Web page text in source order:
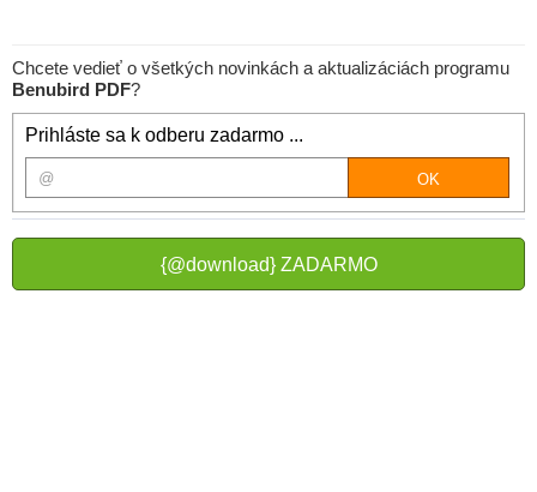
Chcete vedieť o všetkých novinkách a aktualizáciách programu
Benubird PDF?
Prihláste sa k odberu zadarmo ...
{@download} ZADARMO